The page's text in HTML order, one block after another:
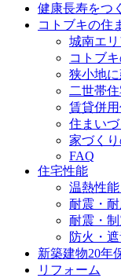
健康長寿をつ
コトブキの住
城南エ
コトブ
狭小地
二世帯
賃貸併
住まい
家づく
FAQ
住宅性能
温熱性能
耐震・
耐震・制
防火・
新築建物20年
リフォーム